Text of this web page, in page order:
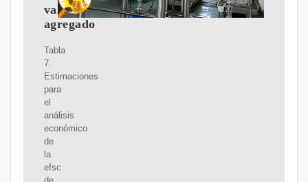
valor
agregado
Tabla
7.
Estimaciones
para
el
análisis
económico
de
la
efsc